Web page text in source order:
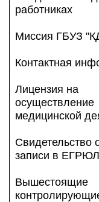
работниках
Миссия ГБУЗ
Контактная
Лицензия на
осуществление
медицинской
Свидетельство
записи в ЕГРЮЛ
Вышестоящие